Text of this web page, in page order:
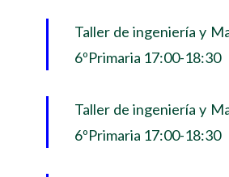
Taller de ingeniería y
6ºPrimaria 17:00-18:30
Taller de ingeniería y
6ºPrimaria 17:00-18:30